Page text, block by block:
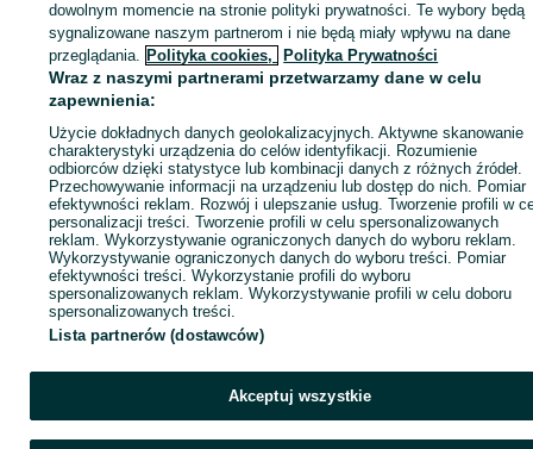
Zaloguj się / Załóż konto
Wyślij wiadomość
dowolnym momencie na stronie polityki prywatności. Te wybory będą
sygnalizowane naszym partnerom i nie będą miały wpływu na dane
przeglądania. Polityka cookies, Polityka Prywatności
Wraz z naszymi partnerami przetwarzamy dane w celu
zapewnienia:
Użycie dokładnych danych geolokalizacyjnych. Aktywne skanowanie
charakterystyki urządzenia do celów identyfikacji. Rozumienie
odbiorców dzięki statystyce lub kombinacji danych z różnych źródeł.
Przechowywanie informacji na urządzeniu lub dostęp do nich. Pomiar
efektywności reklam. Rozwój i ulepszanie usług. Tworzenie profili w
personalizacji treści. Tworzenie profili w celu spersonalizowanych
reklam. Wykorzystywanie ograniczonych danych do wyboru reklam.
Wykorzystywanie ograniczonych danych do wyboru treści. Pomiar
efektywności treści. Wykorzystanie profili do wyboru
spersonalizowanych reklam. Wykorzystywanie profili w celu doboru
spersonalizowanych treści.
Lista partnerów (dostawców)
Akceptuj wszystkie